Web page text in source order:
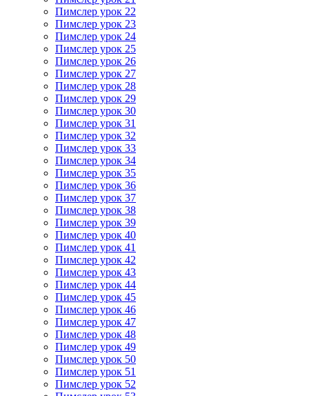
Пимслер урок 22
Пимслер урок 23
Пимслер урок 24
Пимслер урок 25
Пимслер урок 26
Пимслер урок 27
Пимслер урок 28
Пимслер урок 29
Пимслер урок 30
Пимслер урок 31
Пимслер урок 32
Пимслер урок 33
Пимслер урок 34
Пимслер урок 35
Пимслер урок 36
Пимслер урок 37
Пимслер урок 38
Пимслер урок 39
Пимслер урок 40
Пимслер урок 41
Пимслер урок 42
Пимслер урок 43
Пимслер урок 44
Пимслер урок 45
Пимслер урок 46
Пимслер урок 47
Пимслер урок 48
Пимслер урок 49
Пимслер урок 50
Пимслер урок 51
Пимслер урок 52